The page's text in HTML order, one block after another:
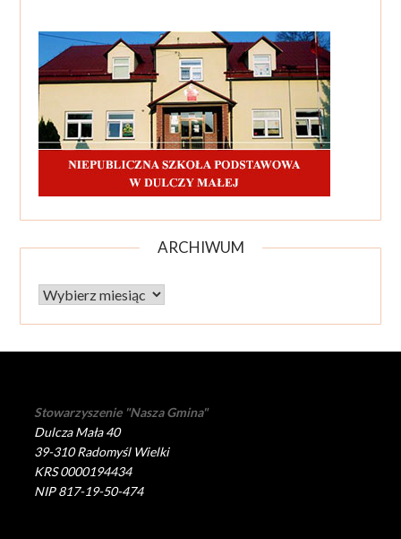
ARCHIWUM
Archiwum
Stowarzyszenie "Nasza Gmina"
Dulcza Mała 40
39-310 Radomyśl Wielki
KRS 0000194434
NIP 817-19-50-474